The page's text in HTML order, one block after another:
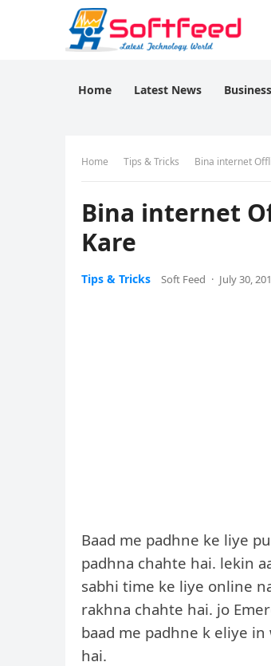
Home Latest News
Home Tips & Tricks Bina internet
Bina internet
Kare
Tips & Tricks Soft Feed · July 30,
Baad me padhne ke liye
padhna chahte hai. lekin
sabhi time ke liye online
rakhna chahte hai. jo
baad me padhne k eliye
hai.